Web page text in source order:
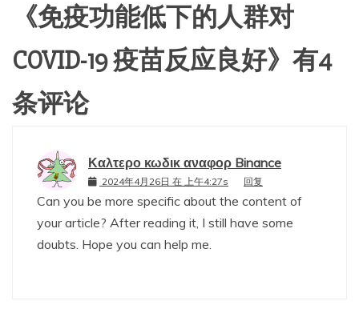
《免疫功能低下的人群对
COVID-19 疫苗反应良好》有4
条评论
Καλτερο κωδικ αναφορ Binance
2024年4月26日 在 上午4:27s 回复
Can you be more specific about the content of
your article? After reading it, I still have some
doubts. Hope you can help me.